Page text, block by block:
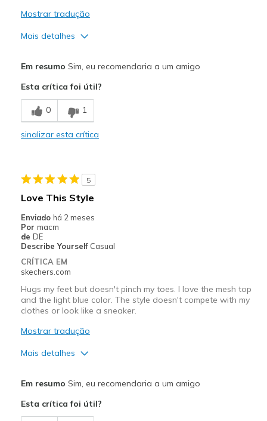
Mostrar tradução
Mais detalhes
Breathe Well
Comfortable
Melhores utilizações
Going Out
Special Occasions
Travel
Width
Feels true to width
View On Shoes
Em resumo Sim, eu recomendaria a um amigo
Esta crítica foi útil?
0 1
sinalizar esta crítica
5
Love This Style
Enviado há 2 meses
Por macm
de DE
Describe Yourself Casual
CRÍTICA EM
skechers.com
Hugs my feet but doesn't pinch my toes. I love the mesh top
and the light blue color. The style doesn't compete with my
clothes or look like a sneaker.
Mostrar tradução
Mais detalhes
Breathe Well
Em resumo Sim, eu recomendaria a um amigo
Esta crítica foi útil?